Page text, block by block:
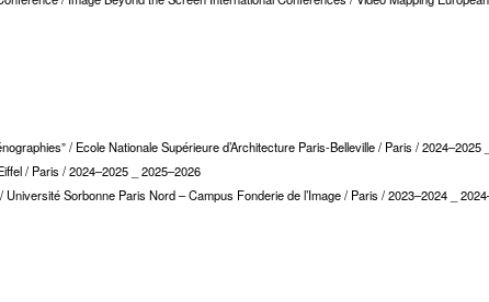
/ Ecole Nationale Supérieure d’Architecture Paris-Belleville / Paris / 2024–2025
/ Paris / 2024–2025 _ 2025–2026
Université Sorbonne Paris Nord – Campus Fonderie de l’Image / Paris / 2023–2024 _